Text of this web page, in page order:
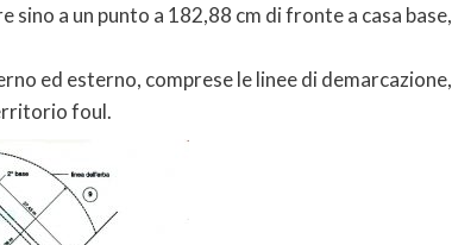
a un punto a 182,88 cm di fronte a casa base,
ed esterno, comprese le linee di demarcazione,
foul.